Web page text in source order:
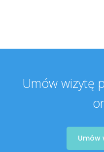
Umów wizytę
Umów